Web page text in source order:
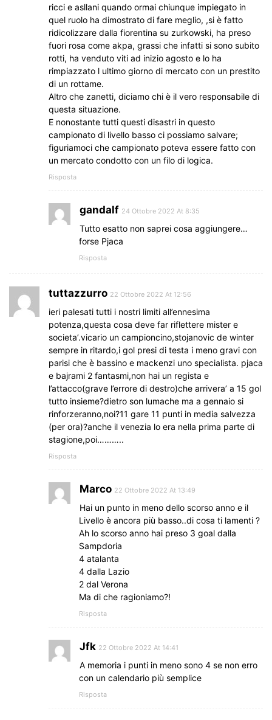
ricci e asllani quando ormai chiunque impiegato in
quel ruolo ha dimostrato di fare meglio, ,si è fatto
ridicolizzare dalla fiorentina su zurkowski, ha preso
fuori rosa come akpa, grassi che infatti si sono subito
rotti, ha venduto viti ad inizio agosto e lo ha
rimpiazzato l ultimo giorno di mercato con un prestito
di un rottame.
Altro che zanetti, diciamo chi è il vero responsabile di
questa situazione.
E nonostante tutti questi disastri in questo
campionato di livello basso ci possiamo salvare;
figuriamoci che campionato poteva essere fatto con
un mercato condotto con un filo di logica.
Risposta
gandalf 24 Ottobre 2022 At 8:35
Tutto esatto non saprei cosa aggiungere…
forse Pjaca
Risposta
tuttazzurro 22 Ottobre 2022 At 12:56
ieri palesati tutti i nostri limiti all’ennesima
potenza,questa cosa deve far riflettere mister e
societa’.vicario un campioncino,stojanovic de winter
sempre in ritardo,i gol presi di testa i meno gravi con
parisi che è bassino e mackenzi uno specialista. pjaca
e bajrami 2 fantasmi,non hai un regista e
l’attacco(grave l’errore di destro)che arrivera’ a 15 gol
tutto insieme?dietro son lumache ma a gennaio si
rinforzeranno,noi?11 gare 11 punti in media salvezza
(per ora)?anche il venezia lo era nella prima parte di
stagione,poi………..
Risposta
Marco 22 Ottobre 2022 At 13:49
Hai un punto in meno dello scorso anno e il
Livello è ancora più basso..di cosa ti lamenti ?
Ah lo scorso anno hai preso 3 goal dalla
Sampdoria
4 atalanta
4 dalla Lazio
2 dal Verona
Ma di che ragioniamo?!
Risposta
Jfk 22 Ottobre 2022 At 14:41
A memoria i punti in meno sono 4 se non erro
con un calendario più semplice
Risposta